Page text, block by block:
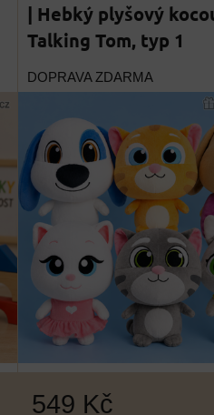
| Hebký plyšový
Talking Tom, typ 1
DOPRAVA ZDARMA
549 Kč